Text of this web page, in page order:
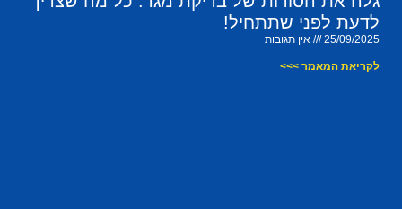
לדעת לפני שתתחיל!
25/09/2025 אין תגובות
לקריאת המאמר >>>